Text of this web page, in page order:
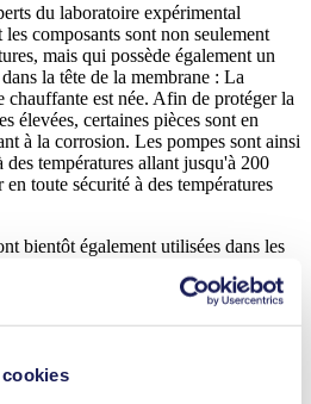
du laboratoire expérimental
composants sont non seulement
mais qui possède également un
la tête de la membrane : La
chauffante est née. Afin de protéger la
élevées, certaines pièces sont en
à la corrosion. Les pompes sont ainsi
des températures allant jusqu'à 200
toute sécurité à des températures
bientôt également utilisées dans les
dans les gaz. Installées
les pompes KNF aspirent
exercent une pression pour le faire
refoulement sont chauffées à 200